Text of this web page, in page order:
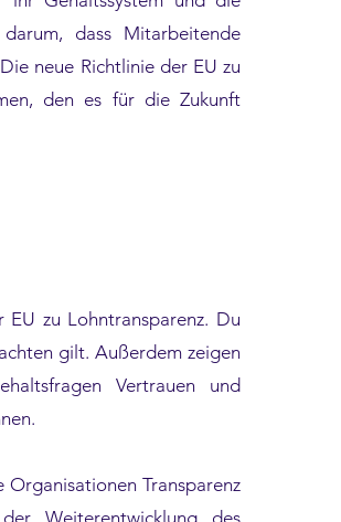
dass Mitarbeitende
neue Richtlinie der EU zu
den es für die Zukunft
zu Lohntransparenz. Du
gilt. Außerdem zeigen
Vertrauen und
Transparenz
Weiterentwicklung des